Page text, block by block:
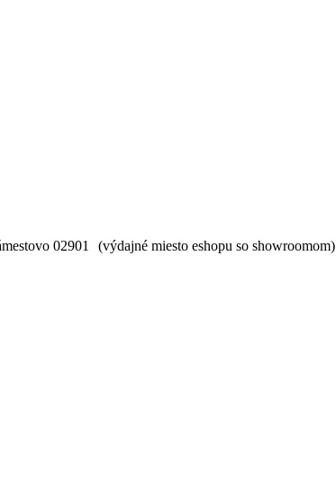
02901 (výdajné miesto eshopu so showroomom)